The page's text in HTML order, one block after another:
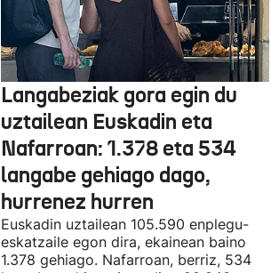
Langabeziak gora egin du
uztailean Euskadin eta
Nafarroan: 1.378 eta 534
langabe gehiago dago,
hurrenez hurren
Euskadin uztailean 105.590 enplegu-
eskatzaile egon dira, ekainean baino
1.378 gehiago. Nafarroan, berriz, 534